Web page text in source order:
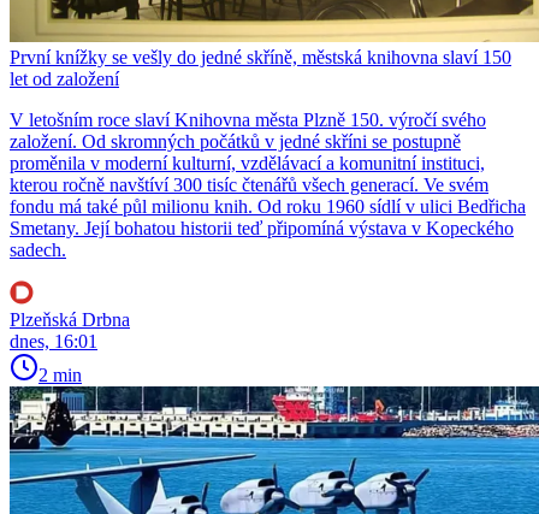
První knížky se vešly do jedné skříně, městská knihovna slaví 150
let od založení
V letošním roce slaví Knihovna města Plzně 150. výročí svého
založení. Od skromných počátků v jedné skříni se postupně
proměnila v moderní kulturní, vzdělávací a komunitní instituci,
kterou ročně navštíví 300 tisíc čtenářů všech generací. Ve svém
fondu má také půl milionu knih. Od roku 1960 sídlí v ulici Bedřicha
Smetany. Její bohatou historii teď připomíná výstava v Kopeckého
sadech.
Plzeňská Drbna
dnes, 16:01
2 min